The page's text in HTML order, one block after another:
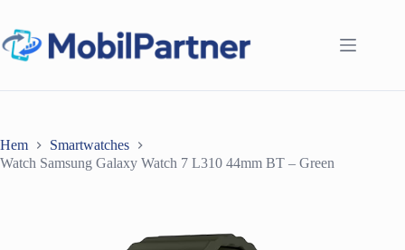
innehåll
Hem
Smartwatches
Watch Samsung Galaxy Watch 7 L310 44mm BT – Green